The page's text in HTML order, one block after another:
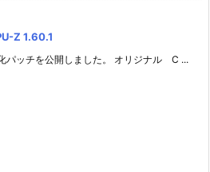
Z 1.60.1
ッチを公開しました。 オリジナル C ...